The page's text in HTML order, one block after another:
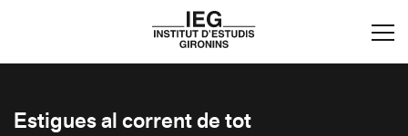
Estigues al corrent de tot